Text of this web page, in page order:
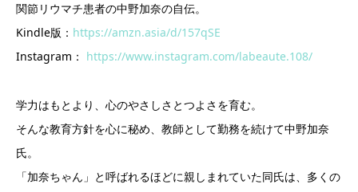
関節リウマチ患者の中野加奈の自伝。
Kindle版： https://amzn.asia/d/157qSE
Instagram： https://www.instagram.com/labeaute.108/
学力はもとより、心のやさしさとつよさを育む。
そんな教育方針を心に秘め、教師として勤務を続けて中野加奈
氏。
「加奈ちゃん」と呼ばれるほどに親しまれていた同氏は、多くの